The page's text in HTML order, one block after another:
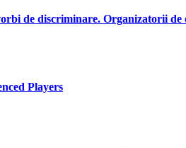
de discriminare. Organizatorii
Players